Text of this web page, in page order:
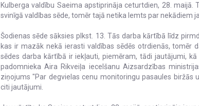
Kulberga valdību Saeima apstiprināja ceturtdien, 28. maijā.
svinīgā valdības sēde, tomēr tajā netika lemts par nekādiem
Šodienas sēde sāksies plkst. 13. Tās darba kārtībā līdz
kas ir mazāk nekā ierasti valdības sēdēs otrdienās, tomēr
sēdes darba kārtībā ir iekļauti, piemēram, tādi jautājumi,
padomnieka Aira Rikveiļa iecelšanu Aizsardzības
ziņojums "Par degvielas cenu monitoringu pasaules biržās
citi jautājumi.